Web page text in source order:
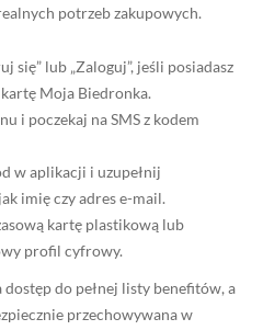
potrzeb zakupowych.
się” lub „Zaloguj”, jeśli posiadasz
Moja Biedronka.
i poczekaj na SMS z kodem
w aplikacji i uzupełnij
imię czy adres e-mail.
kartę plastikową lub
profil cyfrowy.
do pełnej listy benefitów, a
przechowywana w